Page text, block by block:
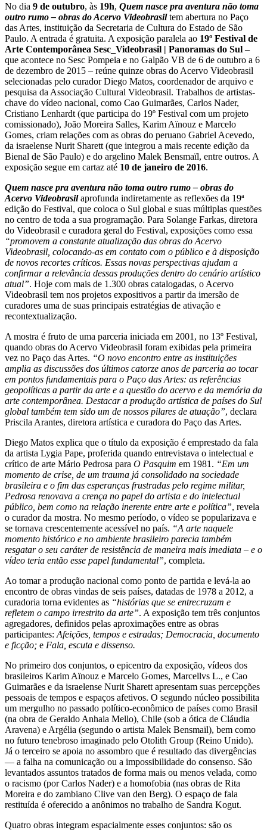
No dia 9 de outubro, às 19h, Quem nasce pra aventura não toma
outro rumo – obras do Acervo Videobrasiltem abertura no Paço
das Artes, instituição da Secretaria de Cultura do Estado de São
Paulo. A entrada é gratuita. A exposição paralela ao 19º Festival de
Arte Contemporânea Sesc_Videobrasil | Panoramas do Sul –
que acontece no Sesc Pompeia e no Galpão VB de 6 de outubro a 6
de dezembro de 2015 – reúne quinze obras do Acervo Videobrasil
selecionadas pelo curador Diego Matos, coordenador de arquivo e
pesquisa da Associação Cultural Videobrasil. Trabalhos de artistas-
chave do vídeo nacional, como Cao Guimarães, Carlos Nader,
Cristiano Lenhardt (que participa do 19º Festival com um projeto
comissionado), João Moreira Salles, Karim Aïnouz e Marcelo
Gomes, criam relações com as obras do peruano Gabriel Acevedo,
da israelense Nurit Sharett (que integrou a mais recente edição da
Bienal de São Paulo) e do argelino Malek Bensmaïl, entre outros. A
exposição segue em cartaz até 10 de janeiro de 2016.
Quem nasce pra aventura não toma outro rumo – obras do
Acervo Videobrasilaprofunda indiretamente as reflexões da 19ª
edição do Festival, que coloca o Sul global e suas múltiplas questões
no centro de toda a sua programação. Para Solange Farkas, diretora
do Videobrasil e curadora geral do Festival, exposições como essa
“promovem a constante atualização das obras do Acervo
Videobrasil, colocando-as em contato com o público e à disposição
de novos recortes críticos. Essas novas perspectivas ajudam a
confirmar a relevância dessas produções dentro do cenário artístico
atual”. Hoje com mais de 1.300 obras catalogadas, o Acervo
Videobrasil tem nos projetos expositivos a partir da imersão de
curadores uma de suas principais estratégias de ativação e
recontextualização.
A mostra é fruto de uma parceria iniciada em 2001, no 13º Festival,
quando obras do Acervo Videobrasil foram exibidas pela primeira
vez no Paço das Artes. “O novo encontro entre as instituições
amplia as discussões dos últimos catorze anos de parceria ao tocar
em pontos fundamentais para o Paço das Artes: as referências
geopolíticas a partir da arte e a questão do acervo e da memória da
arte contemporânea. Destacar a produção artística de países do Sul
global também tem sido um de nossos pilares de atuação”, declara
Priscila Arantes, diretora artística e curadora do Paço das Artes.
Diego Matos explica que o título da exposição é emprestado da fala
da artista Lygia Pape, proferida quando entrevistava o intelectual e
crítico de arte Mário Pedrosa para O Pasquim em 1981. “Em um
momento de crise, de um trauma já consolidado na sociedade
brasileira e o fim das esperanças frustradas pelo regime militar,
Pedrosa renovava a crença no papel do artista e do intelectual
público, bem como na relação inerente entre arte e política”, revela
o curador da mostra. No mesmo período, o vídeo se popularizava e
se tornava crescentemente acessível no país. “A arte naquele
momento histórico e no ambiente brasileiro parecia também
resgatar o seu caráter de resistência de maneira mais imediata – e o
vídeo teria então esse papel fundamental”, completa.
Ao tomar a produção nacional como ponto de partida e levá-la ao
encontro de obras vindas de seis países, datadas de 1978 a 2012, a
curadoria torna evidentes as “histórias que se entrecruzam e
refletem o campo irrestrito da arte”. A exposição tem três conjuntos
agregadores, definidos pelas aproximações entre as obras
participantes: Afeições, tempos e estradas; Democracia, documento
e ficção; e Fala, escuta e dissenso.
No primeiro dos conjuntos, o epicentro da exposição, vídeos dos
brasileiros Karim Aïnouz e Marcelo Gomes, Marcellvs L., e Cao
Guimarães e da israelense Nurit Sharett apresentam suas percepções
pessoais de tempos e espaços afetivos. O segundo núcleo possibilita
um mergulho no passado político-econômico de países como Brasil
(na obra de Geraldo Anhaia Mello), Chile (sob a ótica de Cláudia
Aravena) e Argélia (segundo o artista Malek Bensmaïl), bem como
no futuro tenebroso imaginado pelo Otolith Group (Reino Unido).
Já o terceiro se apoia no assombro que é resultado das divergências
— a falha na comunicação ou a impossibilidade do consenso. São
levantados assuntos tratados de forma mais ou menos velada, como
o racismo (por Carlos Nader) e a homofobia (nas obras de Rita
Moreira e do zambiano Clive van den Berg). O espaço de fala
restituída é oferecido a anônimos no trabalho de Sandra Kogut.
Quatro obras integram espacialmente esses conjuntos: são os